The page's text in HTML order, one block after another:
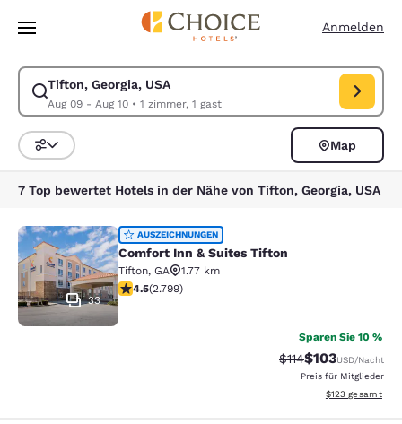
Weiter Zu Hauptinhalt
Anmelden
Tifton, Georgia, USA
Aug 09 - Aug 10• 1 zimmer, 1 gast
Suche für Tifton, Georgia, USA ändern. Check-in-Datum Aug 09,
Sortieren und Filtern,
Map
7 Top bewertet Hotels in der Nähe von Tifton, Georgia, USA
Comfort Inn & Suites Tifton
33
AUSZEICHNUNGEN
Comfort Inn & Suites Tifton
Tifton, GA
1.77 km
4.53-Sterne-Bewertung. Hervorragend. 2799
4.5(2.799)
Sparen Sie 10 %
Durchgestrichener
$114Vergünstigter
$103USD/Nacht
Preis für Mitglieder
Geschätzte
$123 gesamt